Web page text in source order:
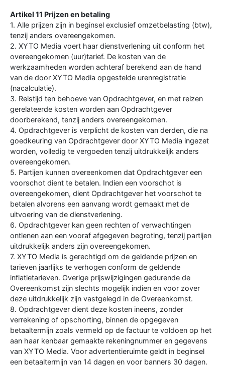
Artikel 11 Prijzen en betaling
1. Alle prijzen zijn in beginsel exclusief omzetbelasting (btw),
tenzij anders overeengekomen.
2. XYTO Media voert haar dienstverlening uit conform het
overeengekomen (uur)tarief. De kosten van de
werkzaamheden worden achteraf berekend aan de hand
van de door XYTO Media opgestelde urenregistratie
(nacalculatie).
3. Reistijd ten behoeve van Opdrachtgever, en met reizen
gerelateerde kosten worden aan Opdrachtgever
doorberekend, tenzij anders overeengekomen.
4. Opdrachtgever is verplicht de kosten van derden, die na
goedkeuring van Opdrachtgever door XYTO Media ingezet
worden, volledig te vergoeden tenzij uitdrukkelijk anders
overeengekomen.
5. Partijen kunnen overeenkomen dat Opdrachtgever een
voorschot dient te betalen. Indien een voorschot is
overeengekomen, dient Opdrachtgever het voorschot te
betalen alvorens een aanvang wordt gemaakt met de
uitvoering van de dienstverlening.
6. Opdrachtgever kan geen rechten of verwachtingen
ontlenen aan een vooraf afgegeven begroting, tenzij partijen
uitdrukkelijk anders zijn overeengekomen.
7. XYTO Media is gerechtigd om de geldende prijzen en
tarieven jaarlijks te verhogen conform de geldende
inflatietarieven. Overige prijswijzigingen gedurende de
Overeenkomst zijn slechts mogelijk indien en voor zover
deze uitdrukkelijk zijn vastgelegd in de Overeenkomst.
8. Opdrachtgever dient deze kosten ineens, zonder
verrekening of opschorting, binnen de opgegeven
betaaltermijn zoals vermeld op de factuur te voldoen op het
aan haar kenbaar gemaakte rekeningnummer en gegevens
van XYTO Media. Voor advertentieruimte geldt in beginsel
een betaaltermijn van 14 dagen en voor banners 30 dagen.